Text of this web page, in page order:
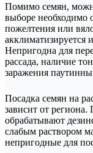
Помимо семян,
выборе необходимо
пожелтения или
акклиматизируется
Непригодна для
рассада, наличие
заражения
Посадка семян на
зависит от
обрабатывают
слабым раствором
непригодные для